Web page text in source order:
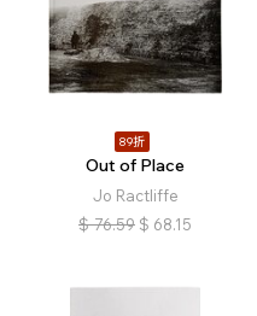
89折
Out of Place
Jo Ractliffe
$ 76.59 $ 68.15